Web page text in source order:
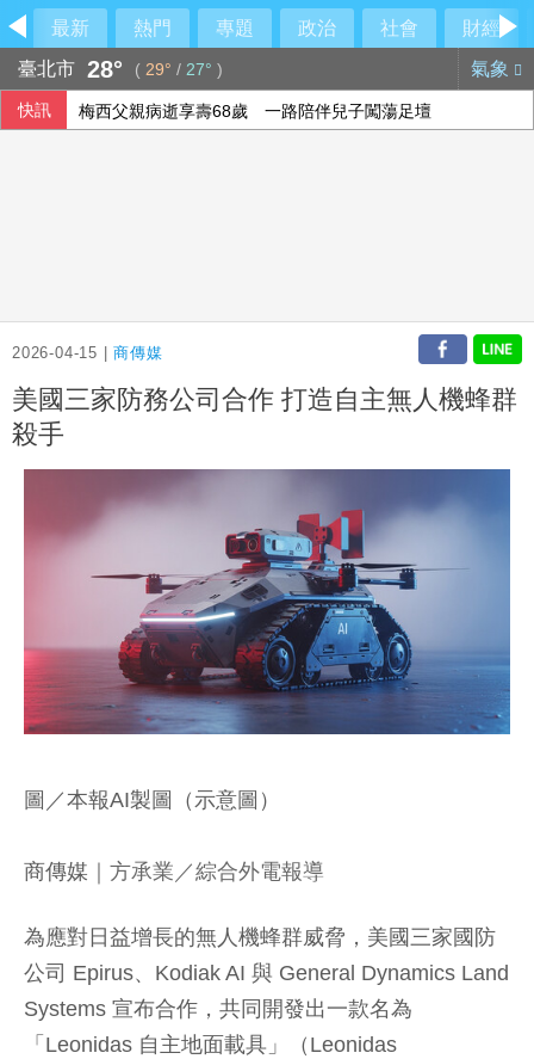
最新 熱門 專題 政治 社會
財經
臺北市 28° ( 29° / 27° ) 氣象
快訊 梅西父親病逝享壽68歲 一路陪伴兒子闖蕩足壇
2026-04-15 |商傳媒
美國三家防務公司合作 打造自主無人機蜂群
殺手
圖／本報AI製圖（示意圖）
商傳媒 ｜方承業／綜合外電報導
為應對日益增長的無人機蜂群威脅，美國三家國防
公司 Epirus、Kodiak AI 與 General Dynamics Land
Systems 宣布合作，共同開發出一款名為
「Leonidas 自主地面載具」（Leonidas